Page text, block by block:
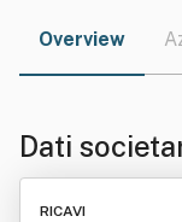
Overview
Dati
RICAVI